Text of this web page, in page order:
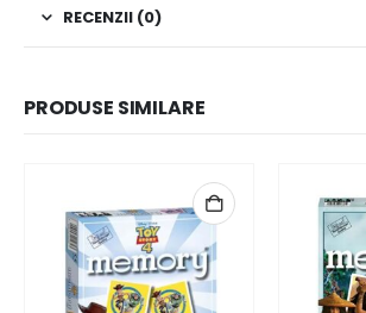
RECENZII (0)
PRODUSE SIMILARE